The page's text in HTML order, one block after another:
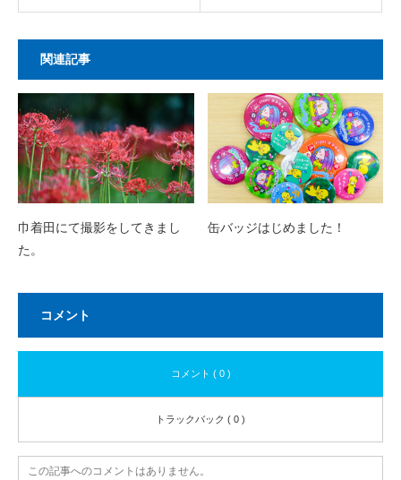
関連記事
巾着田にて撮影をしてきまし
た。
缶バッジはじめました！
コメント
コメント ( 0 )
トラックバック ( 0 )
この記事へのコメントはありません。